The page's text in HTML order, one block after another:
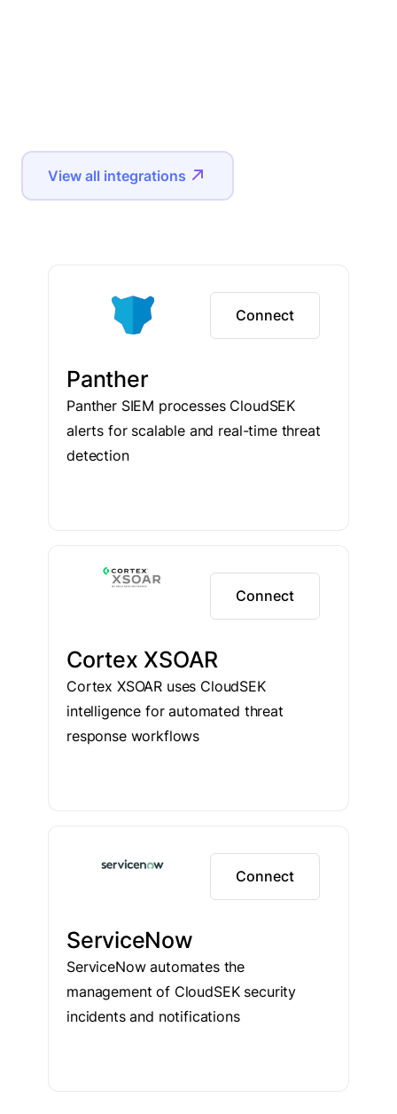
View all integrations
Connect
Panther
Panther SIEM processes CloudSEK
alerts for scalable and real-time threat
detection
Connect
Cortex XSOAR
Cortex XSOAR uses CloudSEK
intelligence for automated threat
response workflows
Connect
ServiceNow
ServiceNow automates the
management of CloudSEK security
incidents and notifications